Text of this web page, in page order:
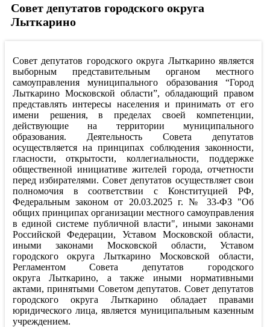
Совет депутатов городского округа
Лыткарино
Совет депутатов городского округа Лыткарино является
выборным представительным органом местного
самоуправления муниципального образования “Город
Лыткарино Московской области”, обладающий правом
представлять интересы населения и принимать от его
имени решения, в пределах своей компетенции,
действующие на территории муниципального
образования. Деятельность Совета депутатов
осуществляется на принципах соблюдения законности,
гласности, открытости, коллегиальности, поддержке
общественной инициативе жителей города, отчетности
перед избирателями. Совет депутатов осуществляет свои
полномочия в соответствии с Конституцией РФ,
Федеральным законом от 20.03.2025 г. № 33-ФЗ "Об
общих принципах организации местного самоуправления
в единой системе публичной власти", иными законами
Российской Федерации, Уставом Московской области,
иными законами Московской области, Уставом
городского округа Лыткарино Московской области,
Регламентом Совета депутатов городского
округа Лыткарино, а также иными нормативными
актами, принятыми Советом депутатов. Совет депутатов
городского округа Лыткарино обладает правами
юридического лица, является муниципальным казенным
учреждением.